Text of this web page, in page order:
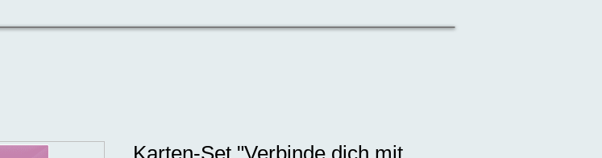
Karten-Set "Verbinde dich mit